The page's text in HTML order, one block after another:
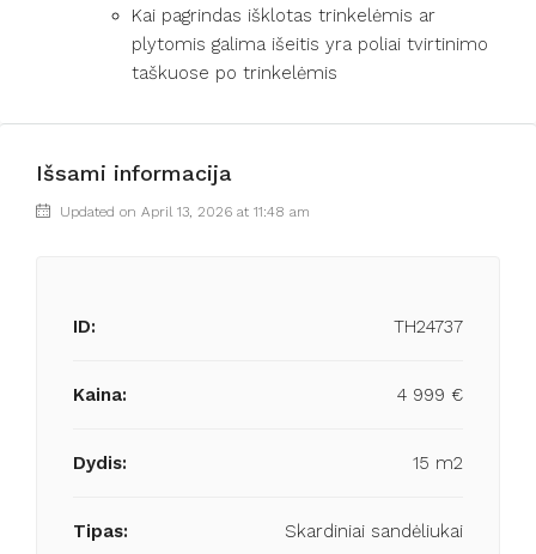
Kai pagrindas išklotas trinkelėmis ar
plytomis galima išeitis yra poliai tvirtinimo
taškuose po trinkelėmis
Išsami informacija
Updated on April 13, 2026 at 11:48 am
ID: TH24737
Kaina: 4 999 €
Dydis: 15 m2
Tipas: Skardiniai sandėliukai